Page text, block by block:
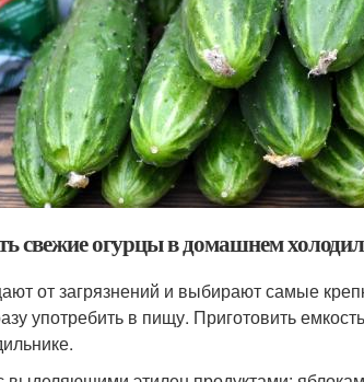
свежие огурцы в домашнем
от загрязнений и выбирают самые
употребить в пищу. Приготовить